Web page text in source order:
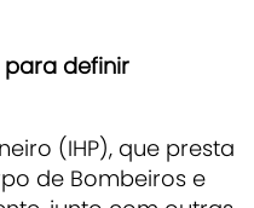
para definir
(IHP), que presta
de Bombeiros e